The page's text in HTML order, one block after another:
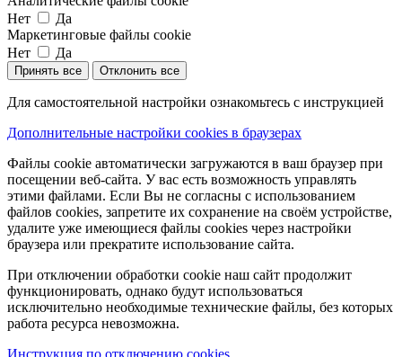
Нет
Да
Маркетинговые файлы cookie
Нет
Да
Принять все Отклонить все
Для самостоятельной настройки ознакомьтесь с инструкцией
Дополнительные настройки cookies в браузерах
Файлы cookie автоматически загружаются в ваш браузер при
посещении веб-сайта. У вас есть возможность управлять
этими файлами. Если Вы не согласны с использованием
файлов cookies, запретите их сохранение на своём устройстве,
удалите уже имеющиеся файлы cookies через настройки
браузера или прекратите использование сайта.
При отключении обработки cookie наш сайт продолжит
функционировать, однако будут использоваться
исключительно необходимые технические файлы, без которых
работа ресурса невозможна.
Инструкция по отключению cookies